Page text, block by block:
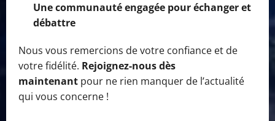
Une communauté engagée pour échanger et
débattre
Nous vous remercions de votre confiance et de
votre fidélité. Rejoignez-nous dès
maintenant pour ne rien manquer de l’actualité
qui vous concerne !